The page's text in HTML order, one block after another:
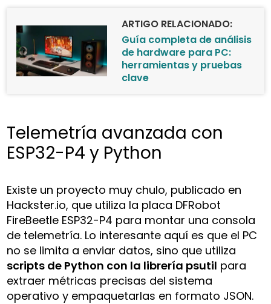
ARTIGO RELACIONADO:
Guía completa de análisis
de hardware para PC:
herramientas y pruebas
clave
Telemetría avanzada con
ESP32-P4 y Python
Existe un proyecto muy chulo, publicado en
Hackster.io, que utiliza la placa DFRobot
FireBeetle ESP32-P4 para montar una consola
de telemetría. Lo interesante aquí es que el PC
no se limita a enviar datos, sino que utiliza
scripts de Python con la librería psutil para
extraer métricas precisas del sistema
operativo y empaquetarlas en formato JSON.